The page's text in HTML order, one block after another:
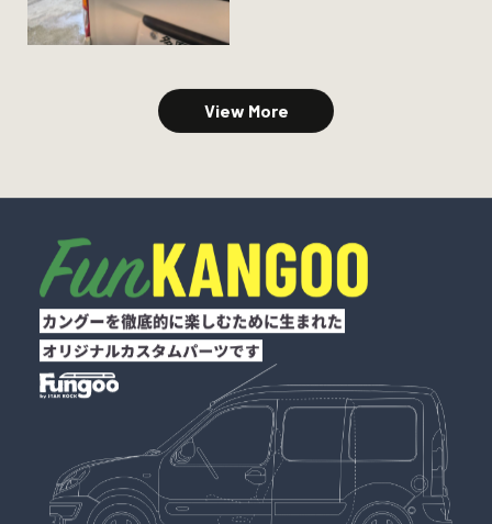
View More